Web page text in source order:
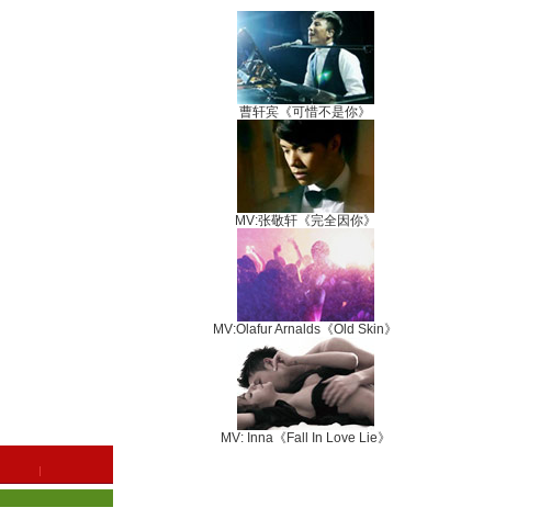
曹轩宾《可惜不是你》
MV:张敬轩《完全因你》
MV:Olafur Arnalds《Old Skin》
MV: Inna《Fall In Love Lie》